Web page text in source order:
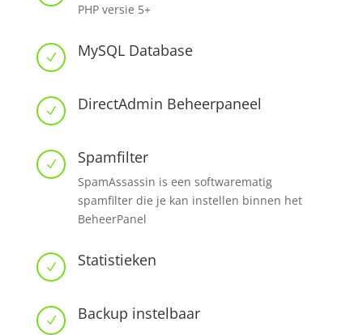
PHP versie 5+
N MySQL Database
N DirectAdmin Beheerpaneel
N Spamfilter
SpamAssassin is een softwarematig
spamfilter die je kan instellen binnen het
BeheerPanel
N Statistieken
N Backup instelbaar